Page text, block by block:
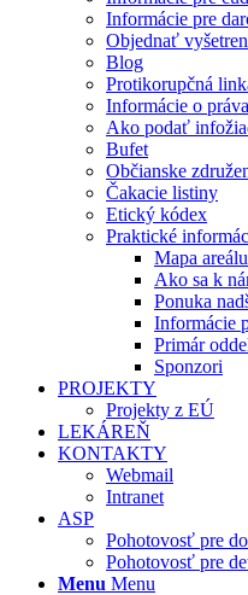
Informácie pre
Objednať
Blog
Protikorupčná
Informácie o
Ako podať
Bufet
Občianske
Čakacie listiny
Etický kódex
Praktické
Mapa areálu
Ako sa k
Ponuka
Informácie
Primár
Sponzori
PROJEKTY
Projekty z EÚ
LEKÁREŇ
KONTAKTY
Webmail
Intranet
ASP
Pohotovosť pre
Pohotovosť pre
Menu Menu